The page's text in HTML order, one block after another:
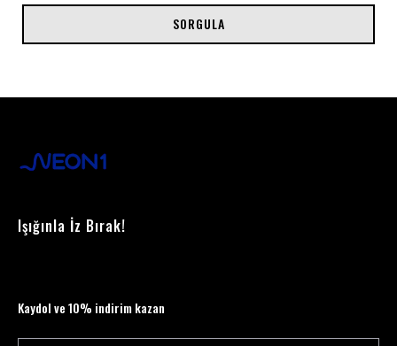
SORGULA
Işığınla İz Bırak!
Kaydol ve 10% indirim kazan